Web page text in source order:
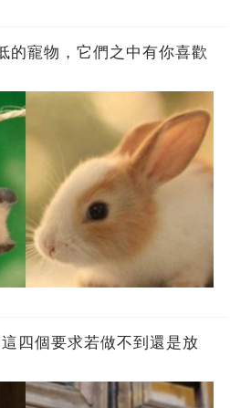
的寵物，它們之中有你喜歡
四個要求若做不到還是放